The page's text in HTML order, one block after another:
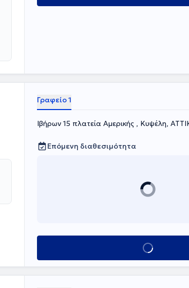
Γραφείο 1
Ιβήρων 15 πλατεία Αμερικής , Κυψέλη,
Επόμενη διαθεσιμότητα
Κλείσε ραντεβού